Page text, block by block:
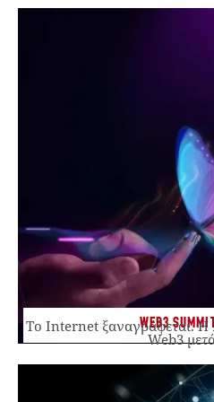
WEB3
Το Internet ξαναγράφεται. Η
Web3